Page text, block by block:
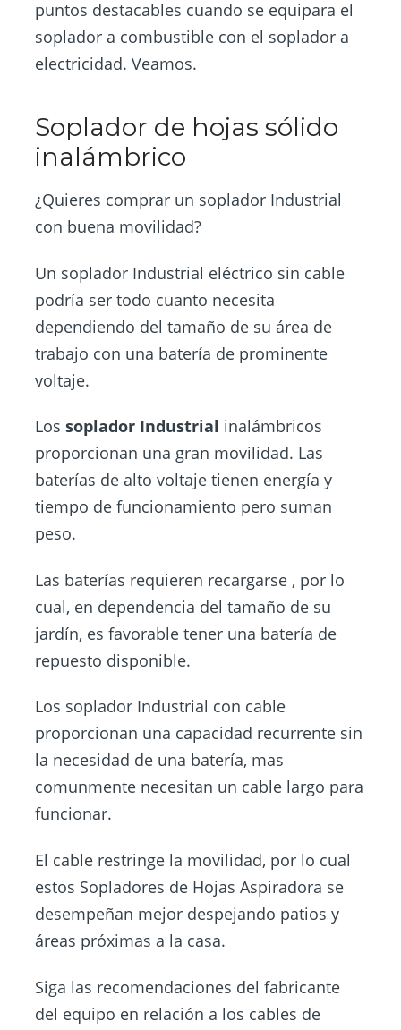
puntos destacables cuando se equipara el
soplador a combustible con el soplador a
electricidad. Veamos.
Soplador de hojas sólido
inalámbrico
¿Quieres comprar un soplador Industrial
con buena movilidad?
Un soplador Industrial eléctrico sin cable
podría ser todo cuanto necesita
dependiendo del tamaño de su área de
trabajo con una batería de prominente
voltaje.
Los soplador Industrial inalámbricos
proporcionan una gran movilidad. Las
baterías de alto voltaje tienen energía y
tiempo de funcionamiento pero suman
peso.
Las baterías requieren recargarse , por lo
cual, en dependencia del tamaño de su
jardín, es favorable tener una batería de
repuesto disponible.
Los soplador Industrial con cable
proporcionan una capacidad recurrente sin
la necesidad de una batería, mas
comunmente necesitan un cable largo para
funcionar.
El cable restringe la movilidad, por lo cual
estos Sopladores de Hojas Aspiradora se
desempeñan mejor despejando patios y
áreas próximas a la casa.
Siga las recomendaciones del fabricante
del equipo en relación a los cables de